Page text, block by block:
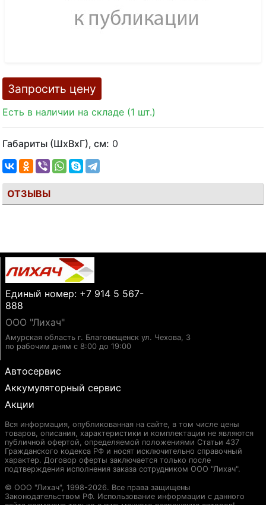
Запросить цену
Есть в наличии на складе (1 шт.)
Габариты (ШхВхГ), см: 0
ОТЗЫВЫ
Единый номер: +7 914 5 567-
888
ООО "Лихач"
Амурская область г. Благовещенск ул. Чехова, 3
по рабочим дням с 8:00 до 19:00
Автосервис
Аккумуляторный сервис
Акции
Вся информация, опубликованная на сайте, в том числе цены
товаров, описания, характеристики и комплектации не являются
публичной офертой, определяемой положениями Статьи 437
Гражданского кодекса РФ и носят исключительно справочный
характер. Договор оферты заключается только после
подтверждения исполнения заказа сотрудником ООО "Лихач".
© ООО "Лихач", 1998-2026. Все права защищены
Законодательством РФ. Использование информации с данного